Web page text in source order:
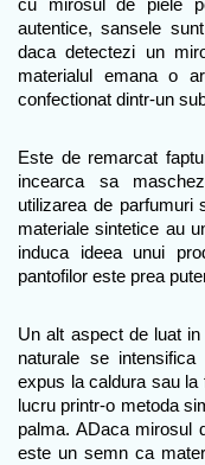
cu mirosul de piele
autentice, sansele
daca detectezi un
materialul emana o
confectionat dintr-un
Este de remarcat
incearca sa
utilizarea de parfumuri
materiale sintetice au
induca ideea unui
pantofilor este prea
Un alt aspect de luat
naturale se
expus la caldura sau
lucru printr-o metoda
palma. ADaca mirosul
este un semn ca